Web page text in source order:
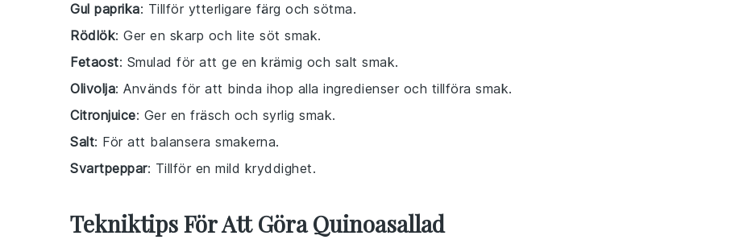
Gul paprika: Tillför ytterligare färg och sötma.
Rödlök: Ger en skarp och lite söt smak.
Fetaost: Smulad för att ge en krämig och salt smak.
Olivolja: Används för att binda ihop alla ingredienser och tillföra smak.
Citronjuice: Ger en fräsch och syrlig smak.
Salt: För att balansera smakerna.
Svartpeppar: Tillför en mild kryddighet.
Tekniktips För Att Göra Quinoasallad